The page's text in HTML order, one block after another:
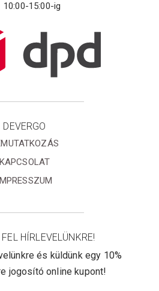
10:00-15:00-ig
DEVERGO
KAPCSOLAT
HÍRLEVELÜNKRE!
és küldünk egy 10%
jogosító online kupont!